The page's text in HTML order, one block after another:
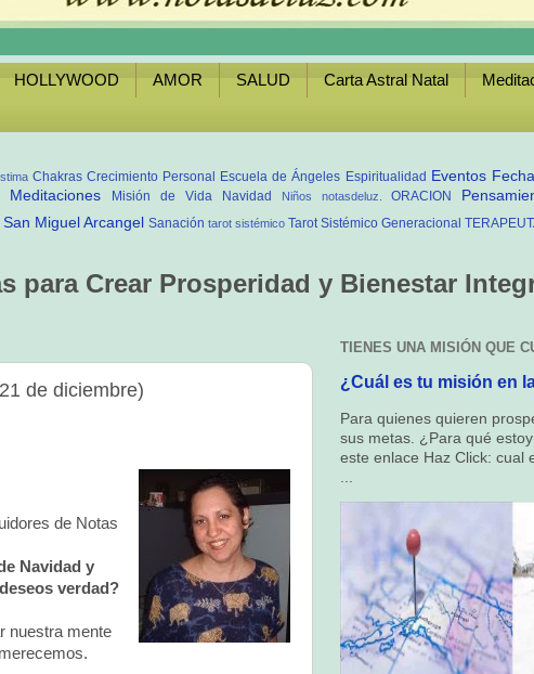
HOLLYWOOD AMOR SALUD Carta Astral Natal
Chakras Crecimiento Personal Escuela de Ángeles Espiritualidad Eventos
Meditaciones Misión de Vida Navidad Niños notasdeluz. ORACION
San Miguel Arcangel Sanación tarot sistémico Tarot Sistémico Generacional
para Crear Prosperidad y Bienestar
de diciembre)
de Notas
Navidad y
verdad?
nuestra mente
TIENES UNA MISIÓN QUE
¿Cuál es tu misión en
Para quienes quieren
sus metas. ¿Para qué
este enlace Haz Click: cual